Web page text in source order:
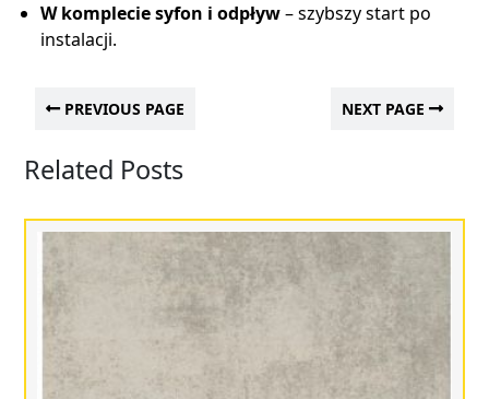
W komplecie syfon i odpływ– szybszy start po
instalacji.
PREVIOUS PAGE NEXT PAGE
Related Posts